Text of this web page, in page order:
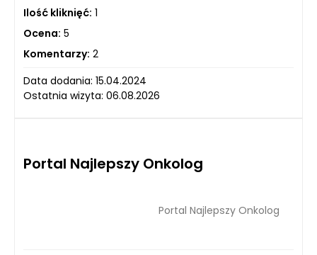
Ilość kliknięć: 1
Ocena: 5
Komentarzy: 2
Data dodania: 15.04.2024
Ostatnia wizyta: 06.08.2026
Portal Najlepszy Onkolog
Portal Najlepszy Onkolog